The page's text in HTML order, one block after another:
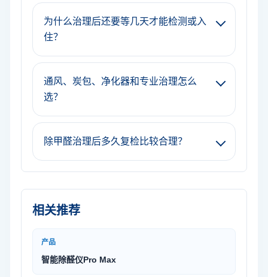
为什么治理后还要等几天才能检测或入
住？
通风、炭包、净化器和专业治理怎么
选？
除甲醛治理后多久复检比较合理？
相关推荐
产品
智能除醛仪Pro Max